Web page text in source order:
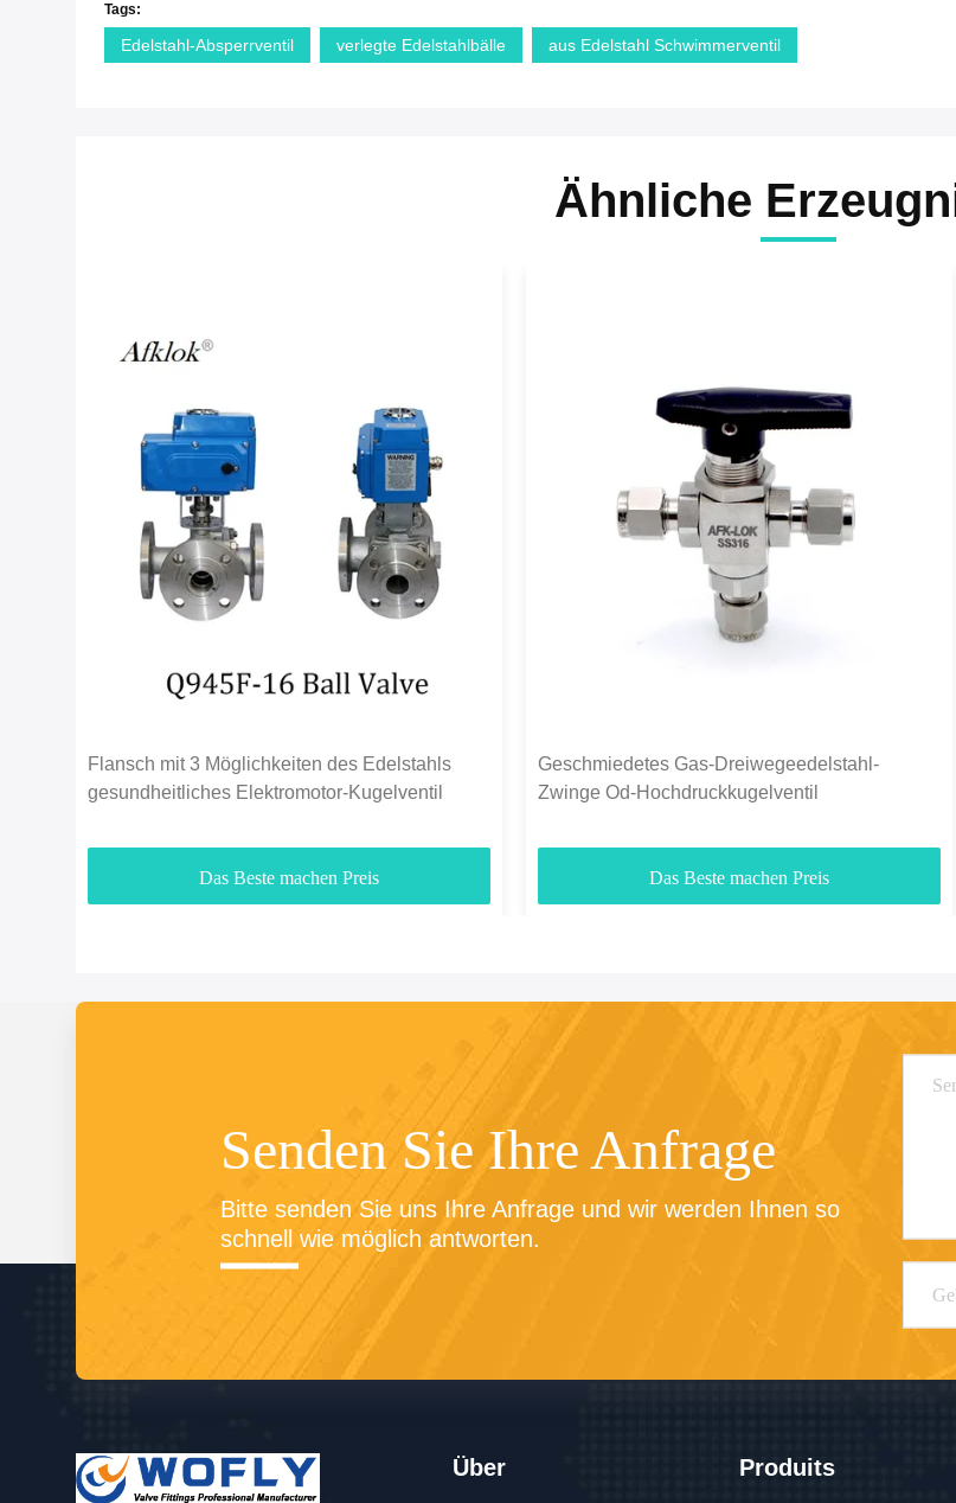
Tags:
Edelstahl-Absperrventil verlegte Edelstahlbälle aus Edelstahl Schwimmerventil
Ähnliche
Flansch mit 3 Möglichkeiten des Edelstahls
gesundheitliches Elektromotor-Kugelventil
Das Beste machen Preis
Geschmiedetes Gas-Dreiwegeedelstahl-
Zwinge Od-Hochdruckkugelventil
Das Beste machen Preis
Senden Sie Ihre Anfrage
Bitte senden Sie uns Ihre Anfrage und wir werden Ihnen so
schnell wie möglich antworten.
Über Produits